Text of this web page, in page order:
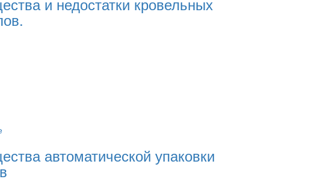
автоматической упаковки